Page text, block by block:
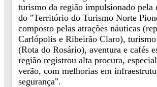
turismo da região impulsionado pela
do "Território do Turismo Norte
composto pelas atrações náuticas
Carlópolis e Ribeirão Claro),
(Rota do Rosário), aventura e cafés
região registrou alta procura,
verão, com melhorias em
segurança".